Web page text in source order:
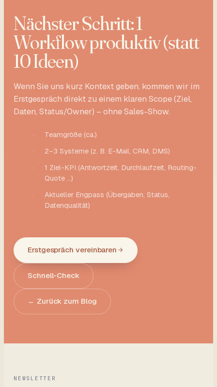
Nächster Schritt: 1
Workflow produktiv (statt
10 Ideen)
Wenn Sie uns kurz Kontext geben, kommen wir im
Erstgespräch direkt zu einem klaren Scope (Ziel,
Daten, Status/Owner) – ohne Sales-Show.
·
Teamgröße (ca.)
·
2–3 Systeme (z. B. E-Mail, CRM, DMS)
·
1 Ziel-KPI (Antwortzeit, Durchlaufzeit, Routing-
Quote …)
·
Aktueller Engpass (Übergaben, Status,
Datenqualität)
Erstgespräch vereinbaren
Schnell-Check
← Zurück zum Blog
NEWSLETTER